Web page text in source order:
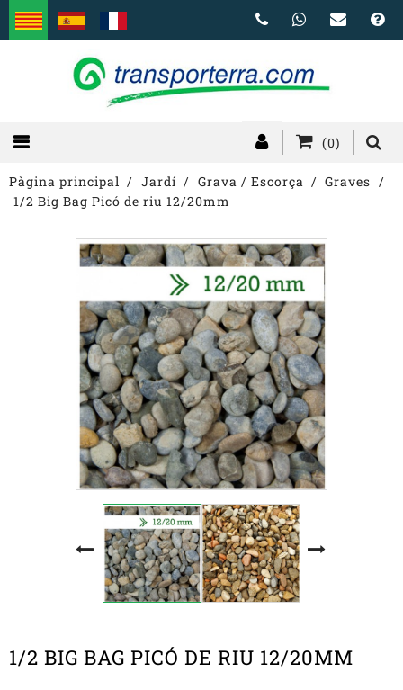
(0)
Pàgina principal Jardí Grava / Escorça
Graves
1/2 Big Bag Picó de riu 12/20mm
1/2 BIG BAG PICÓ DE RIU 12/20MM